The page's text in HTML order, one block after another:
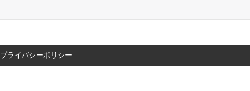
プライバシーポリシー